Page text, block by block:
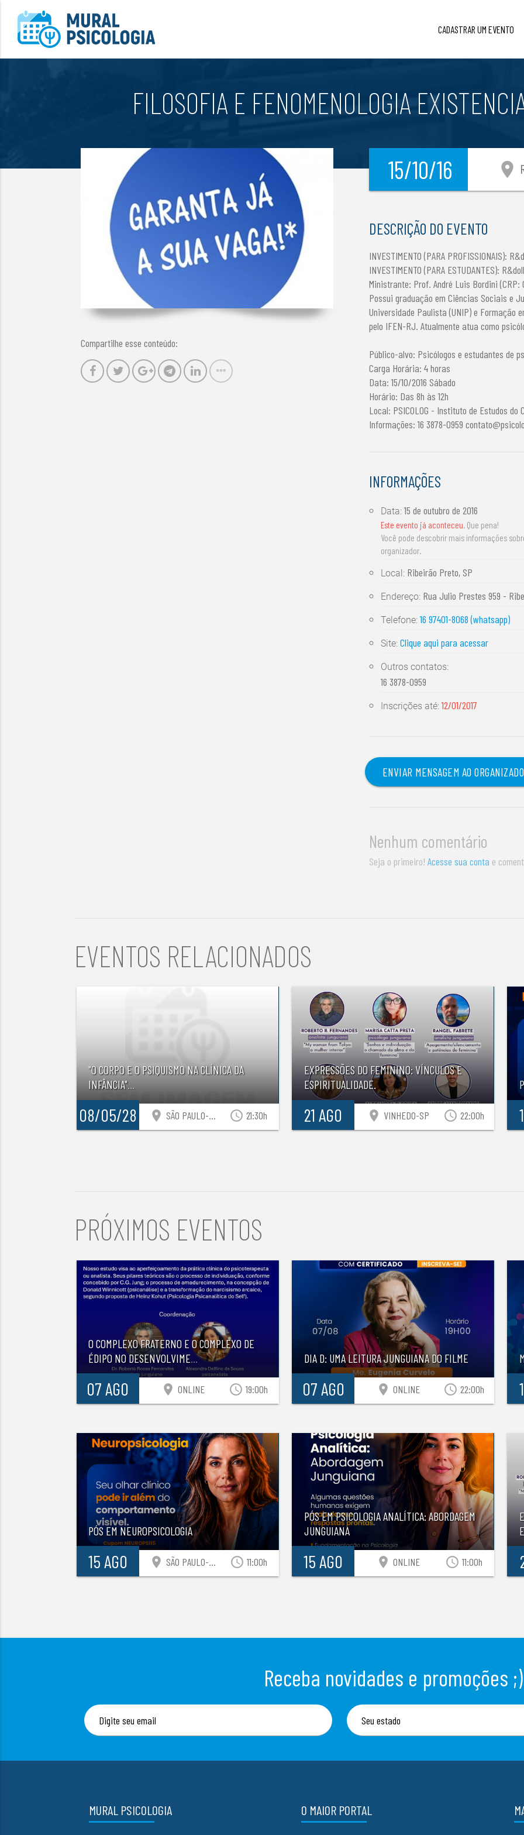
CADASTRAR UM EVENTO
FILOSOFIA E FENOMENOLOGIA
Compartilhe esse conteúdo:
15/10/16 location_on
DESCRIÇÃO DO EVENTO
INVESTIMENTO (PARA PROFISSIONAIS):
INVESTIMENTO (PARA ESTUDANTES):
Ministrante: Prof. André Luis Bordini (CRP:
Possui graduação em Ciências Sociais e
Universidade Paulista (UNIP) e Formação
pelo IFEN-RJ. Atualmente atua como
Público-alvo: Psicólogos e estudantes de
Carga Horária: 4 horas
Data: 15/10/2016 Sábado
Horário: Das 8h às 12h
Local: PSICOLOG - Instituto de Estudos do
Informações: 16 3878-0959
INFORMAÇÕES
Data:15 de outubro de 2016
Este evento já aconteceu. Que pena!
Você pode descobrir mais informações
organizador.
Local: Ribeirão Preto, SP
Endereço: Rua Julio Prestes 959 -
Telefone:16 97401-8068 (whatsapp)
Site:Clique aqui para acessar
Outros contatos:
16 3878-0959
Inscrições até:12/01/2017
ENVIAR MENSAGEM AO
Nenhum comentário
Seja o primeiro!Acesse sua conta e
EVENTOS RELACIONADOS
"O CORPO E O PSIQUISMO NA CLÍNICA DA
INFÂNCIA"...
08/05/28 location_on SÃO PAULO-SP access_time 21:30h
EXPRESSÕES DO FEMININO: VÍNCULOS E
ESPIRITUALIDADE.
21 AGO location_on VINHEDO-SP access_time 22:00h
PRÓXIMOS EVENTOS
O COMPLEXO FRATERNO E O COMPLEXO DE
ÉDIPO NO DESENVOLVIME ...
07 AGO location_on ONLINE access_time 19:00h
DIA D: UMA LEITURA JUNGUIANA DO FILME
07 AGO location_on ONLINE access_time 22:00h
PÓS EM NEUROPSICOLOGIA
15 AGO location_on SÃO PAULO-SP access_time 11:00h
PÓS EM PSICOLOGIA ANALÍTICA: ABORDAGEM
JUNGUIANA
15 AGO location_on ONLINE access_time 11:00h
Receba novidades e promoções ;)
MURAL PSICOLOGIA O MAIOR PORTAL